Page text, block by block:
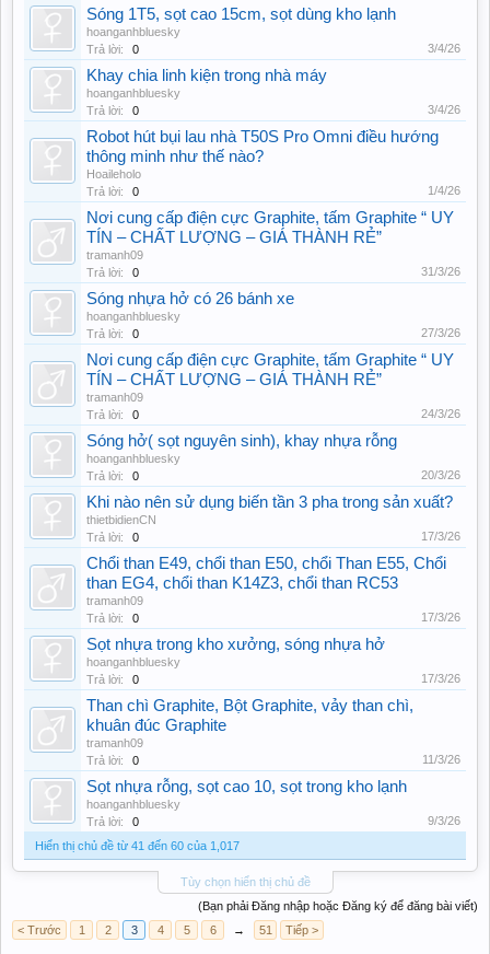
Sóng 1T5, sọt cao 15cm, sọt dùng kho lạnh
hoanganhbluesky
Trả lời:
0 3/4/26
Khay chia linh kiện trong nhà máy
hoanganhbluesky
Trả lời:
0 3/4/26
Robot hút bụi lau nhà T50S Pro Omni điều hướng
thông minh như thế nào?
Hoaileholo
Trả lời:
0 1/4/26
Nơi cung cấp điện cực Graphite, tấm Graphite “ UY
TÍN – CHẤT LƯỢNG – GIÁ THÀNH RẺ”
tramanh09
Trả lời:
0 31/3/26
Sóng nhựa hở có 26 bánh xe
hoanganhbluesky
Trả lời:
0 27/3/26
Nơi cung cấp điện cực Graphite, tấm Graphite “ UY
TÍN – CHẤT LƯỢNG – GIÁ THÀNH RẺ”
tramanh09
Trả lời:
0 24/3/26
Sóng hở( sọt nguyên sinh), khay nhựa rỗng
hoanganhbluesky
Trả lời:
0 20/3/26
Khi nào nên sử dụng biến tần 3 pha trong sản xuất?
thietbidienCN
Trả lời:
0 17/3/26
Chổi than E49, chổi than E50, chổi Than E55, Chổi
than EG4, chổi than K14Z3, chổi than RC53
tramanh09
Trả lời:
0 17/3/26
Sọt nhựa trong kho xưởng, sóng nhựa hở
hoanganhbluesky
Trả lời:
0 17/3/26
Than chì Graphite, Bột Graphite, vảy than chì,
khuân đúc Graphite
tramanh09
Trả lời:
0 11/3/26
Sọt nhựa rỗng, sọt cao 10, sọt trong kho lạnh
hoanganhbluesky
Trả lời:
0
9/3/26
Hiển thị chủ đề từ 41 đến 60 của 1,017
Tùy chọn hiển thị chủ đề
(Bạn phải Đăng nhập hoặc Đăng ký để đăng bài viết)
< Trước
1 2 3 4 5 6 → 51 Tiếp >